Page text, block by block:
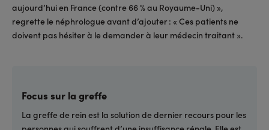
aujourd’hui en France (contre 66 % au Royaume-Uni) »,
regrette le néphrologue avant d’ajouter : « Ces patients ne
doivent pas hésiter à le demander à leur médecin traitant ».
Focus sur la greffe
La greffe de rein est la solution de dernier recours pour les